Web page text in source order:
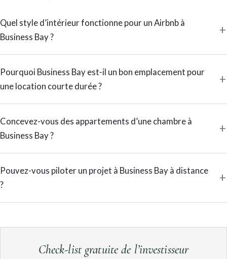
Quel style d’intérieur fonctionne pour un Airbnb à
Business Bay ?
Pourquoi Business Bay est-il un bon emplacement pour
une location courte durée ?
Concevez-vous des appartements d’une chambre à
Business Bay ?
Pouvez-vous piloter un projet à Business Bay à distance
?
Check-list gratuite de l’investisseur